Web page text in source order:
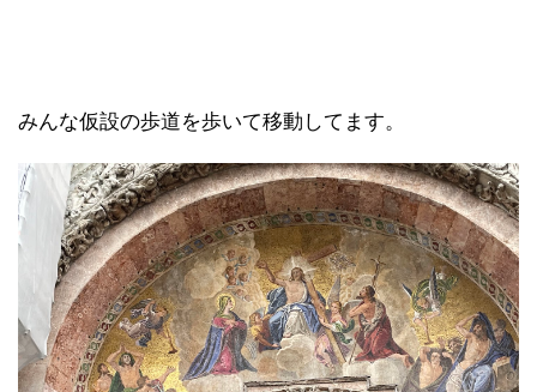
カモメさんも浅瀬と勘違いして魚探してはるやん。